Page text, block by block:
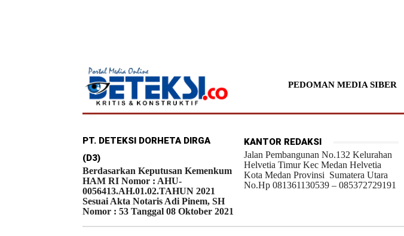
PEDOMAN MEDIA SIBER
PT. DETEKSI DORHETA DIRGA
(D3)
Berdasarkan Keputusan Kemenkum
HAM RI Nomor : AHU-
0056413.AH.01.02.TAHUN 2021
Sesuai Akta Notaris Adi Pinem, SH
Nomor : 53 Tanggal 08 Oktober 2021
KANTOR REDAKSI
Jalan Pembangunan No.132 Kelurahan
Helvetia Timur Kec Medan Helvetia
Kota Medan Provinsi Sumatera Utara
No.Hp 081361130539 – 085372729191